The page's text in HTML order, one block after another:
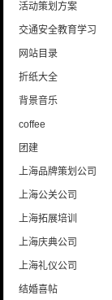
活动策划方案
交通安全教育学习
网站目录
折纸大全
背景音乐
coffee
团建
上海品牌策划公司
上海公关公司
上海拓展培训
上海庆典公司
上海礼仪公司
结婚喜帖